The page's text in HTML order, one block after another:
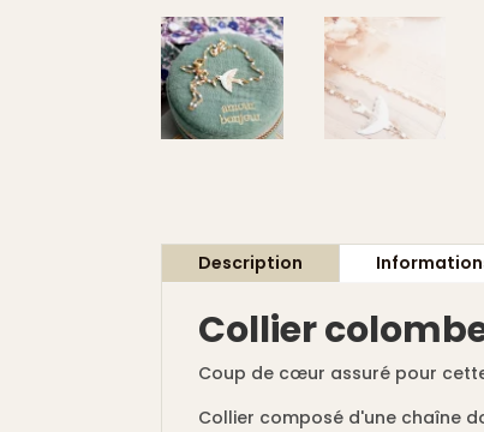
Description
Collier
Coup de cœur assuré pour
Collier composé d'une chaîne